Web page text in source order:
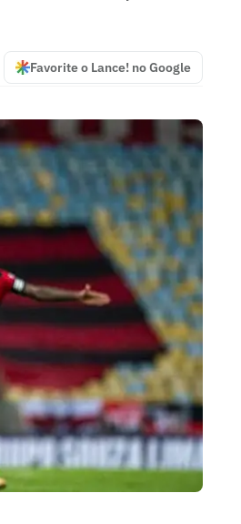
Favorite o Lance! no Google